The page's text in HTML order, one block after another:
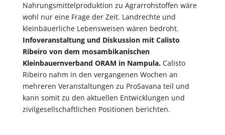
Nahrungsmittelproduktion zu Agrarrohstoffen wäre
wohl nur eine Frage der Zeit. Landrechte und
kleinbäuerliche Lebensweisen wären bedroht.
Infoveranstaltung und Diskussion mit Calisto
Ribeiro von dem mosambikanischen
Kleinbauernverband ORAM in Nampula.Calisto
Ribeiro nahm in den vergangenen Wochen an
mehreren Veranstaltungen zu ProSavana teil und
kann somit zu den aktuellen Entwicklungen und
zivilgesellschaftlichen Positionen berichten.